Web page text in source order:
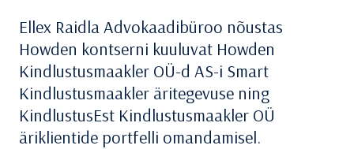
Ellex Raidla Advokaadibüroo nõustas
Howden kontserni kuuluvat Howden
Kindlustusmaakler OÜ-d AS-i Smart
Kindlustusmaakler äritegevuse ning
KindlustusEst Kindlustusmaakler OÜ
äriklientide portfelli omandamisel.